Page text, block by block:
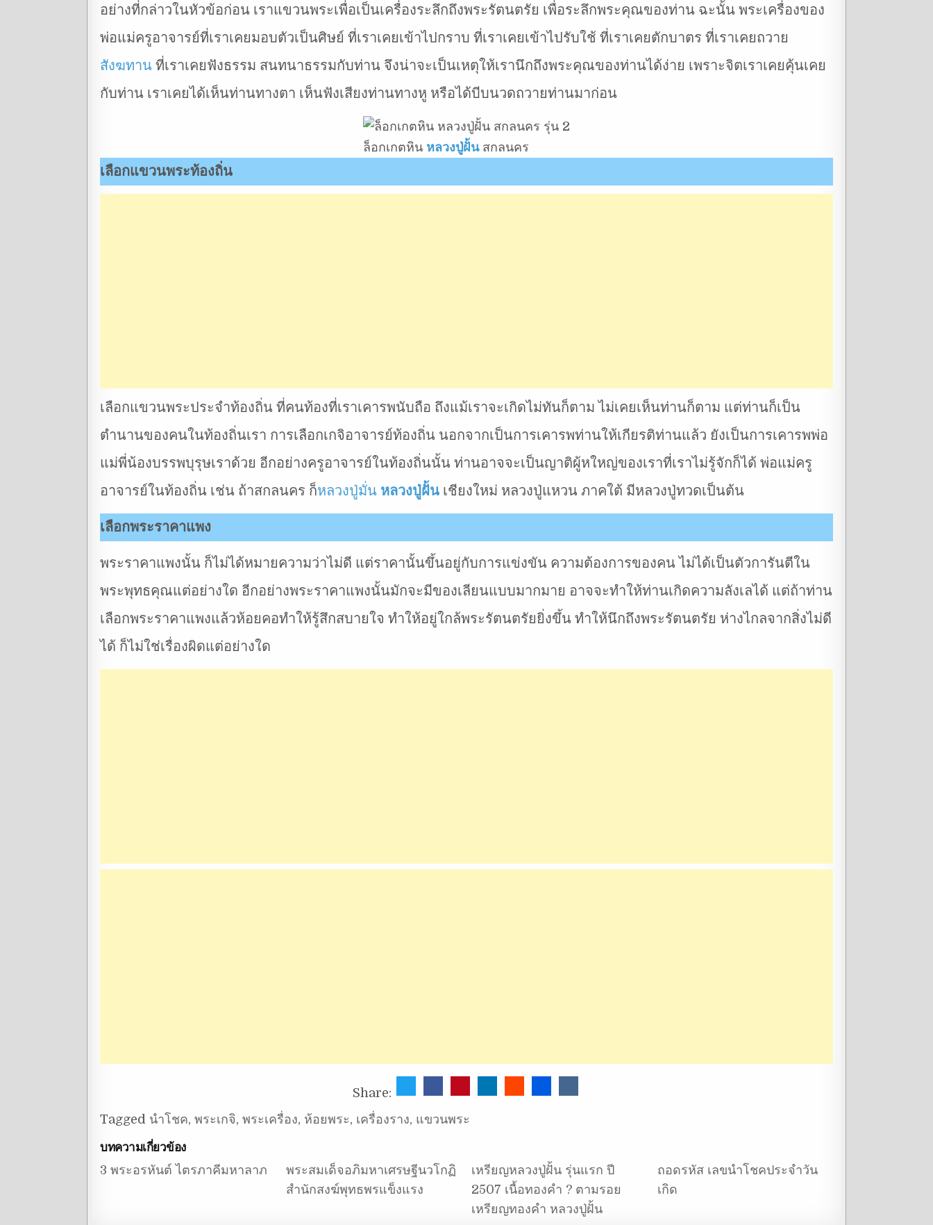
อย่างที่กล่าวในหัวข้อก่อน เราแขวนพระเพื่อเป็นเครื่องระลึกถึงพระรัตนตรัย เพื่อระลึกพระคุณของท่าน ฉะนั้น พระเครื่องของ
พ่อแม่ครูอาจารย์ที่เราเคยมอบตัวเป็นศิษย์ ที่เราเคยเข้าไปกราบ ที่เราเคยเข้าไปรับใช้ ที่เราเคยตักบาตร ที่เราเคยถวาย
สังฆทาน ที่เราเคยฟังธรรม สนทนาธรรมกับท่าน จึงน่าจะเป็นเหตุให้เรานึกถึงพระคุณของท่านได้ง่าย เพราะจิตเราเคยคุ้นเคย
กับท่าน เราเคยได้เห็นท่านทางตา เห็นฟังเสียงท่านทางหู หรือได้บีบนวดถวายท่านมาก่อน
ล็อกเกตหิน หลวงปู่ฝั้นสกลนคร
เลือกแขวนพระท้องถิ่น
เลือกแขวนพระประจำท้องถิ่น ที่คนท้องที่เราเคารพนับถือ ถึงแม้เราจะเกิดไม่ทันก็ตาม ไม่เคยเห็นท่านก็ตาม แต่ท่านก็เป็น
ตำนานของคนในท้องถิ่นเรา การเลือกเกจิอาจารย์ท้องถิ่น นอกจากเป็นการเคารพท่านให้เกียรติท่านแล้ว ยังเป็นการเคารพพ่อ
แม่พี่น้องบรรพบุรุษเราด้วย อีกอย่างครูอาจารย์ในท้องถิ่นนั้น ท่านอาจจะเป็นญาติผู้หใหญ่ของเราที่เราไม่รู้จักก็ได้ พ่อแม่ครู
อาจารย์ในท้องถิ่น เช่น ถ้าสกลนคร ก็หลวงปู่มั่น หลวงปู่ฝั้น เชียงใหม่ หลวงปู่แหวน ภาคใต้ มีหลวงปู่ทวดเป็นต้น
เลือกพระราคาแพง
พระราคาแพงนั้น ก็ไม่ได้หมายความว่าไม่ดี แต่ราคานั้นขึ้นอยู่กับการแข่งขัน ความต้องการของคน ไม่ได้เป็นตัวการันตีใน
พระพุทธคุณแต่อย่างใด อีกอย่างพระราคาแพงนั้นมักจะมีของเลียนแบบมากมาย อาจจะทำให้ท่านเกิดความลังเลได้ แต่ถ้าท่าน
เลือกพระราคาแพงแล้วห้อยคอทำให้รู้สึกสบายใจ ทำให้อยู่ใกล้พระรัตนตรัยยิ่งขึ้น ทำให้นึกถึงพระรัตนตรัย ห่างไกลจากสิ่งไม่ดี
ได้ ก็ไม่ใช่เรื่องผิดแต่อย่างใด
Share:
Tagged นำโชค, พระเกจิ, พระเครื่อง, ห้อยพระ, เครื่องราง, แขวนพระ
บทความเกี่ยวข้อง
3 พระอรหันต์ ไตรภาคีมหาลาภ
พระสมเด็จอภิมหาเศรษฐีนวโกฏิ
สํานักสงฆ์พุทธพรแข็งแรง
เหรียญหลวงปู่ฝั้น รุ่นแรก ปี
2507 เนื้อทองคำ ? ตามรอย
เหรียญทองคำ หลวงปู่ฝั้น
ถอดรหัส เลขนำโชคประจำวัน
เกิด